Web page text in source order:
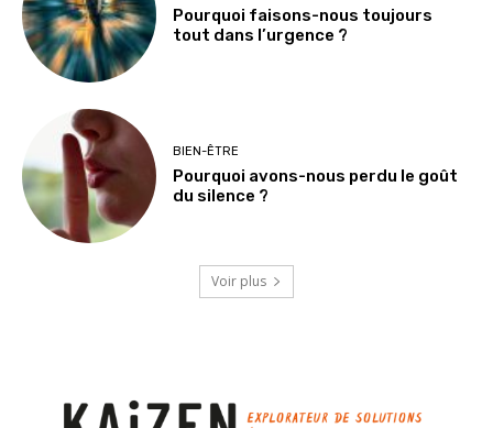
Pourquoi faisons-nous toujours
tout dans l’urgence ?
BIEN-ÊTRE
Pourquoi avons-nous perdu le goût
du silence ?
Voir plus